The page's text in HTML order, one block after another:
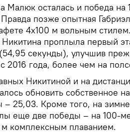
Малюк осталась и победа на
позже опытная
4х100 м вольным
проплыла первый
секунды), улучшив
2016 года, более чем на
Никитиной и на
обновить собственное
– 25,03. Кроме того, на
еще две победы – на 100-
м комплексным плаванием.